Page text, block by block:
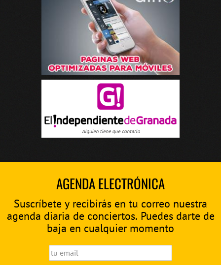
AGENDA ELECTRÓNICA
Suscríbete y recibirás en tu correo nuestra
agenda diaria de conciertos. Puedes darte de
baja en cualquier momento